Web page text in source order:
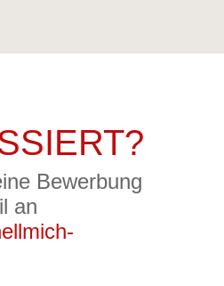
Bewerbung
an